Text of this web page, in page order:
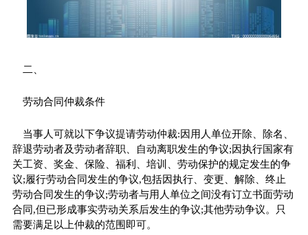
二、
劳动合同仲裁条件
当事人可就以下争议提请劳动仲裁:因用人单位开除、除名、
辞退劳动者及劳动者辞职、自动离职发生的争议;因执行国家有
关工资、奖金、保险、福利、培训、劳动保护的规定发生的争
议;履行劳动合同发生的争议,包括因执行、变更、解除、终止
劳动合同发生的争议;劳动者与用人单位之间没有订立书面劳动
合同,但已形成事实劳动关系后发生的争议;其他劳动争议。只
需要满足以上仲裁的范围即可。